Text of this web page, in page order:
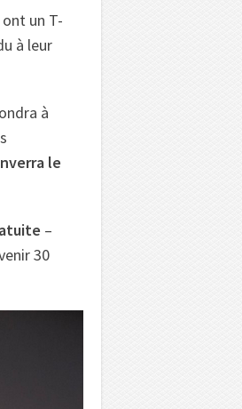
un T-
à leur
à
le
–
30